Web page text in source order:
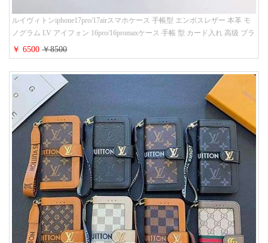
ルイヴィトンiphone17pro/17airスマホケース 手帳型 エンボスレザー 本革 モ
ノグラム LV アイフォン 16pro/16promaxケース 手帳 型 カード入れ 高级 ブラ
ンド iPhone 15/14/13 proケース 手帳型 男女通用 大人かわいい
￥ 6500￥8500